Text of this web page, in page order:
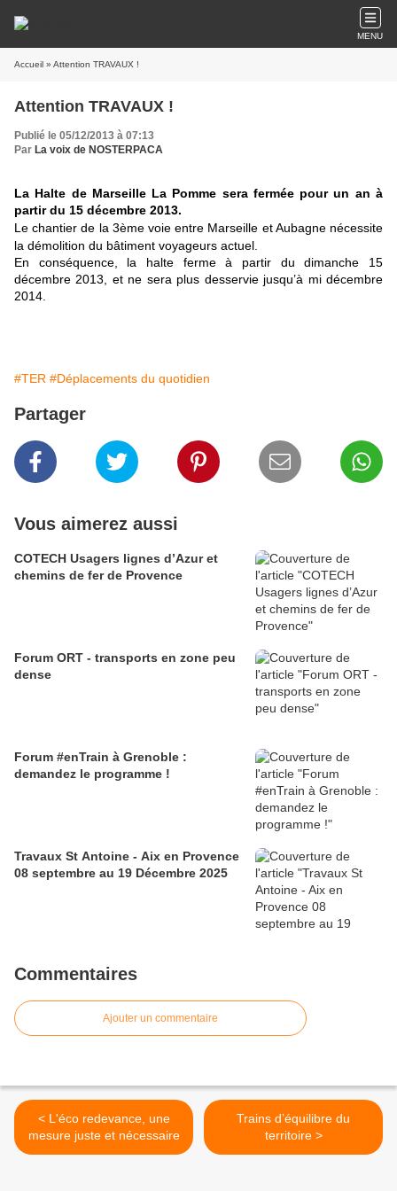
MENU
Accueil » Attention TRAVAUX !
Attention TRAVAUX !
Publié le 05/12/2013 à 07:13
Par La voix de NOSTERPACA
La Halte de Marseille La Pomme sera fermée pour un an à
partir du 15 décembre 2013.
Le chantier de la 3ème voie entre Marseille et Aubagne nécessite
la démolition du bâtiment voyageurs actuel.
En conséquence, la halte ferme à partir du dimanche 15
décembre 2013, et ne sera plus desservie jusqu’à mi décembre
2014.
#TER #Déplacements du quotidien
Partager
Vous aimerez aussi
COTECH Usagers lignes d’Azur et
chemins de fer de Provence
Forum ORT - transports en zone peu
dense
Forum #enTrain à Grenoble :
demandez le programme !
Travaux St Antoine - Aix en Provence
08 septembre au 19 Décembre 2025
Commentaires
Ajouter un commentaire
< L'éco redevance, une
mesure juste et nécessaire
Trains d’équilibre du
territoire >